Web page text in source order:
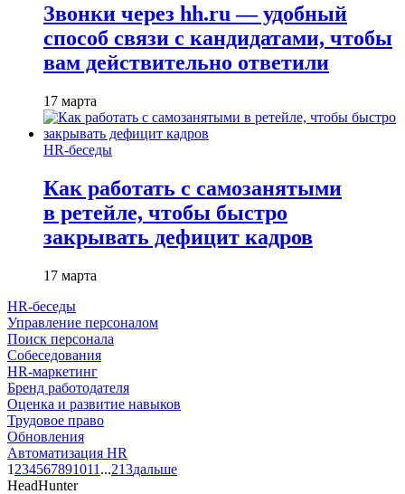
Звонки через hh.ru — удобный
способ связи с кандидатами, чтобы
вам действительно ответили
17 марта
HR-беседы
Как работать с самозанятыми
в ретейле, чтобы быстро
закрывать дефицит кадров
17 марта
HR-беседы
Управление персоналом
Поиск персонала
Собеседования
HR-маркетинг
Бренд работодателя
Оценка и развитие навыков
Трудовое право
Обновления
Автоматизация HR
1 234567891011 ...213дальше
HeadHunter